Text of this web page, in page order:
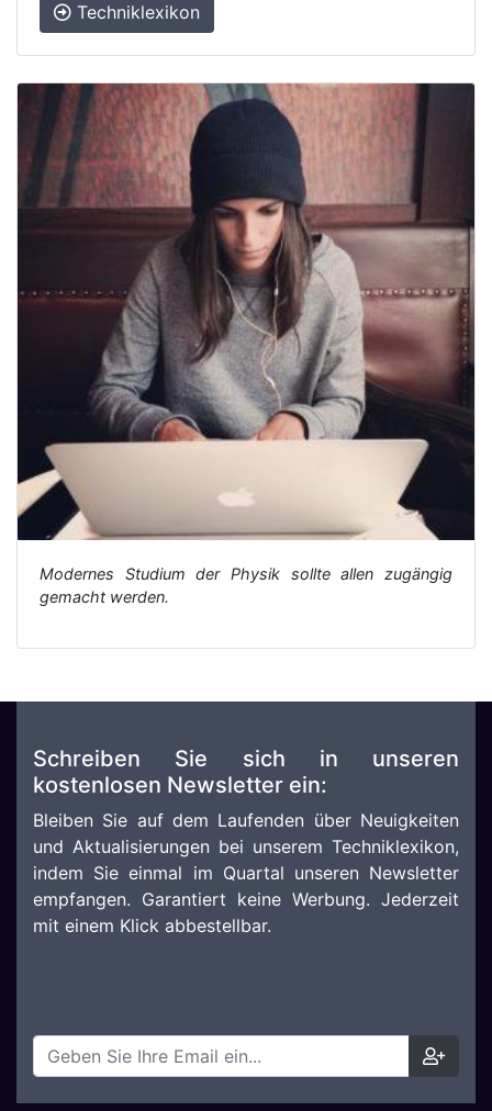
Techniklexikon
Modernes Studium der Physik sollte allen zugängig
gemacht werden.
Schreiben Sie sich in unseren
kostenlosen Newsletter ein:
Bleiben Sie auf dem Laufenden über Neuigkeiten
und Aktualisierungen bei unserem Techniklexikon,
indem Sie einmal im Quartal unseren Newsletter
empfangen. Garantiert keine Werbung. Jederzeit
mit einem Klick abbestellbar.